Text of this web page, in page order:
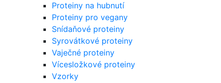
Proteiny na hubnutí
Proteiny pro vegany
Snídaňové proteiny
Syrovátkové proteiny
Vaječné proteiny
Vícesložkové proteiny
Vzorky